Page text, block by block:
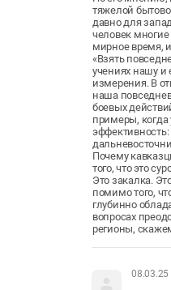
тяжелой
давно для
человек
мирное время,
«Взять
учениях нашу и
измерения. В
наша
боевых
примеры,
Почему
того, что это
Это закалка.
помимо того,
глубинно
вопросах
регионы,
08.03.25